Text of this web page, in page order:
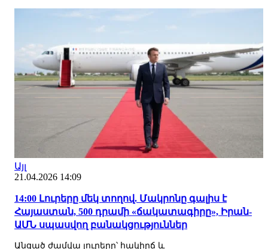
Այլ
21.04.2026 14:09
14:00 Լուրերը մեկ տողով. Մակրոնը գալիս է
Հայաստան, 500 դրամի «ճակատագիրը», Իրան-
ԱՄՆ սպասվող բանակցություններ
Անցած ժամվա լուրերը՝ հակիրճ և